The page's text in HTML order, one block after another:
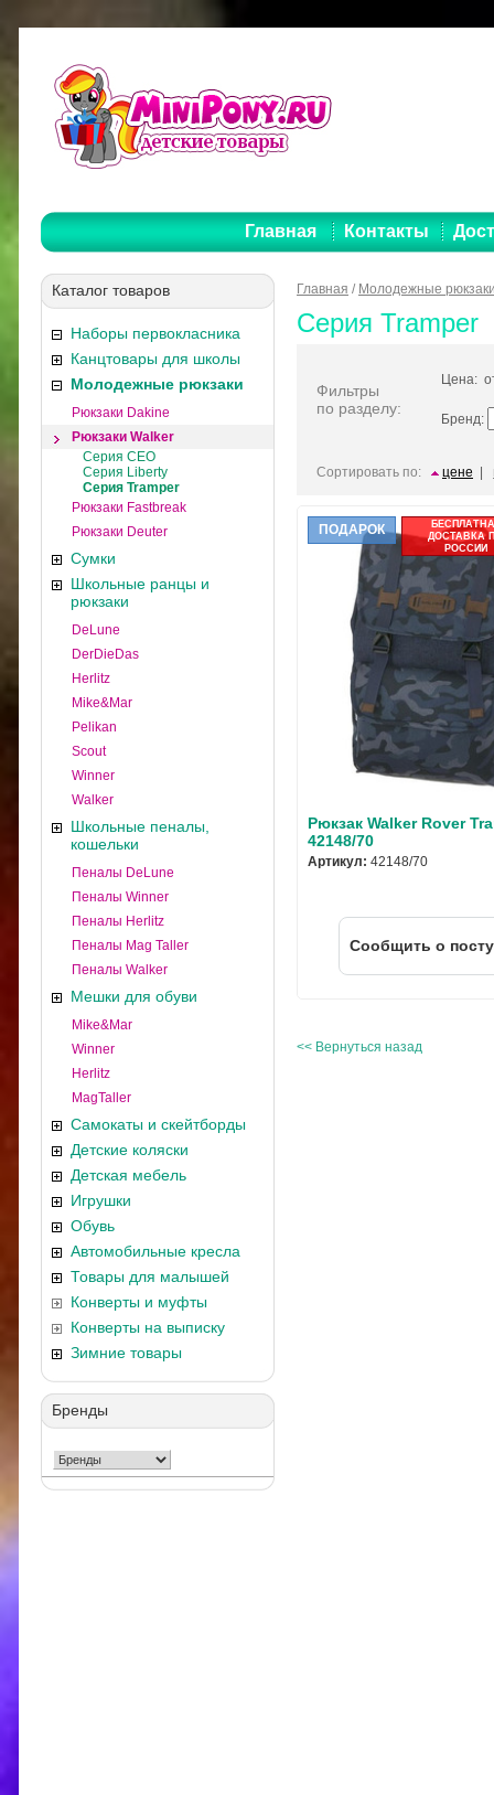
Главная Контакты
Каталог товаров
Наборы первокласника
Канцтовары для школы
Молодежные рюкзаки
Рюкзаки Dakine
Рюкзаки Walker
Серия CEO
Серия Liberty
Серия Tramper
Рюкзаки Fastbreak
Рюкзаки Deuter
Сумки
Школьные ранцы и
рюкзаки
DeLune
DerDieDas
Herlitz
Mike&Mar
Pelikan
Scout
Winner
Walker
Школьные пеналы,
кошельки
Пеналы DeLune
Пеналы Winner
Пеналы Herlitz
Пеналы Mag Taller
Пеналы Walker
Мешки для обуви
Mike&Mar
Winner
Herlitz
MagTaller
Самокаты и скейтборды
Детские коляски
Детская мебель
Игрушки
Обувь
Автомобильные кресла
Товары для малышей
Конверты и муфты
Конверты на выписку
Зимние товары
Бренды
Главная / Молодежные
Серия Tramper
Фильтры
по разделу:
Цена:
Бренд:
Сортировать по: цене
ПОДАРОК
ДОСТАВКА
РОССИИ
Рюкзак Walker Rover
42148/70
Артикул: 42148/70
Cообщить о
<< Вернуться назад